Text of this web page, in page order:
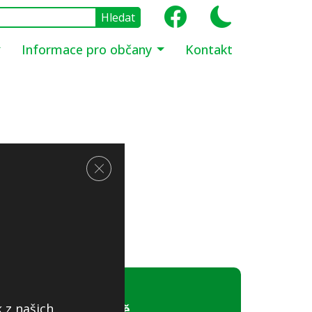
Informace pro občany Kontakt
z našich
Zavřít cookie lištu GDPR